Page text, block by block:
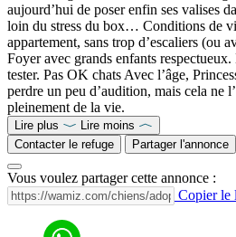
aujourd’hui de poser enfin ses valises
loin du stress du box… Conditions de
appartement, sans trop d’escaliers (ou
Foyer avec grands enfants
tester. Pas OK chats Avec l’âge,
perdre un peu d’audition, mais cela ne
pleinement de la vie.
Lire plus
Lire moins
Contacter le refuge
Partager l'annonce
Vous voulez partager cette annonce :
Copier le